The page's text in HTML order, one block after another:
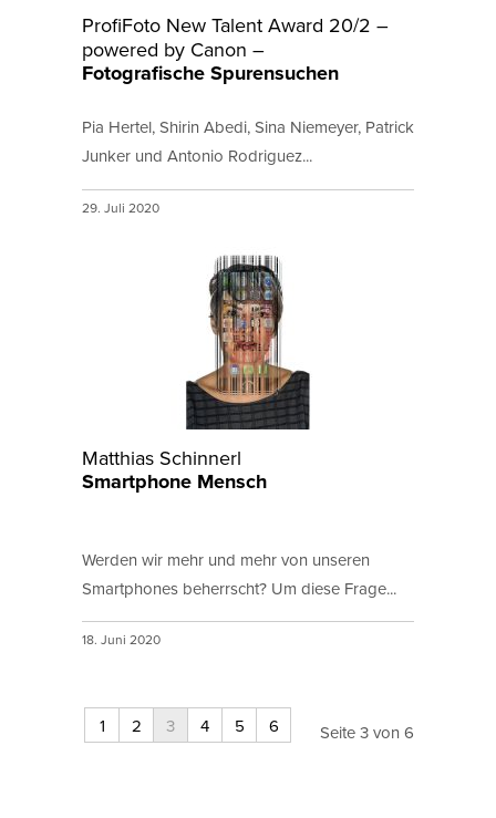
ProfiFoto New Talent Award 20/2 –
powered by Canon –
Fotografische Spurensuchen
Pia Hertel, Shirin Abedi, Sina Niemeyer, Patrick
Junker und Antonio Rodriguez...
29. Juli 2020
Matthias Schinnerl
Smartphone Mensch
Werden wir mehr und mehr von unseren
Smartphones beherrscht? Um diese Frage...
18. Juni 2020
1 2 3 4 5 6 Seite 3 von 6